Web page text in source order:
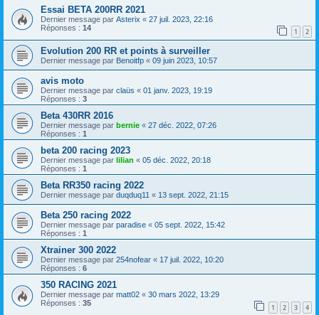
Essai BETA 200RR 2021
Dernier message par Asterix « 27 juil. 2023, 22:16
Réponses : 14 1 2
Evolution 200 RR et points à surveiller
Dernier message par Benoitfp « 09 juin 2023, 10:57
avis moto
Dernier message par claüs « 01 janv. 2023, 19:19
Réponses : 3
Beta 430RR 2016
Dernier message par bernie « 27 déc. 2022, 07:26
Réponses : 1
beta 200 racing 2023
Dernier message par lilian « 05 déc. 2022, 20:18
Réponses : 1
Beta RR350 racing 2022
Dernier message par duqduq11 « 13 sept. 2022, 21:15
Beta 250 racing 2022
Dernier message par paradise « 05 sept. 2022, 15:42
Réponses : 1
Xtrainer 300 2022
Dernier message par 254nofear « 17 juil. 2022, 10:20
Réponses : 6
350 RACING 2021
Dernier message par matt02 « 30 mars 2022, 13:29
Réponses : 35 1 2 3 4